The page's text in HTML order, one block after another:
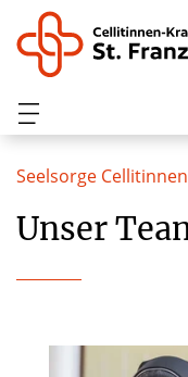
Seelsorge
Unser